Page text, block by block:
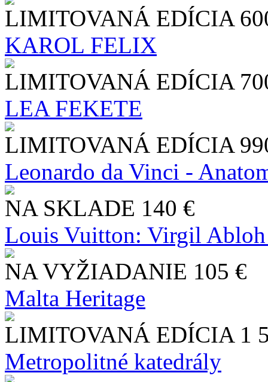
LIMITOVANÁ EDÍCIA
KAROL FELIX
LIMITOVANÁ EDÍCIA
LEA FEKETE
LIMITOVANÁ EDÍCIA
Leonardo da Vinci -
NA SKLADE 140 €
Louis Vuitton: Virgil
NA VYŽIADANIE 105 €
Malta Heritage
LIMITOVANÁ EDÍCIA 1
Metropolitné katedrály